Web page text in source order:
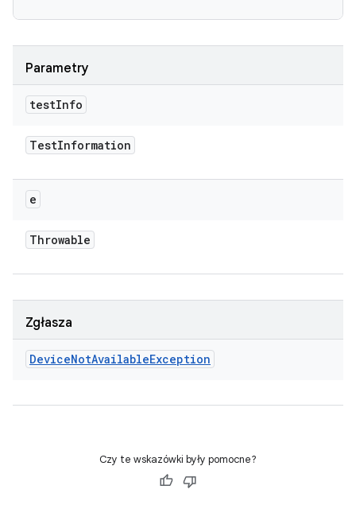
Parametry
testInfo
TestInformation
e
Throwable
Zgłasza
DeviceNotAvailableException
Czy te wskazówki były pomocne?